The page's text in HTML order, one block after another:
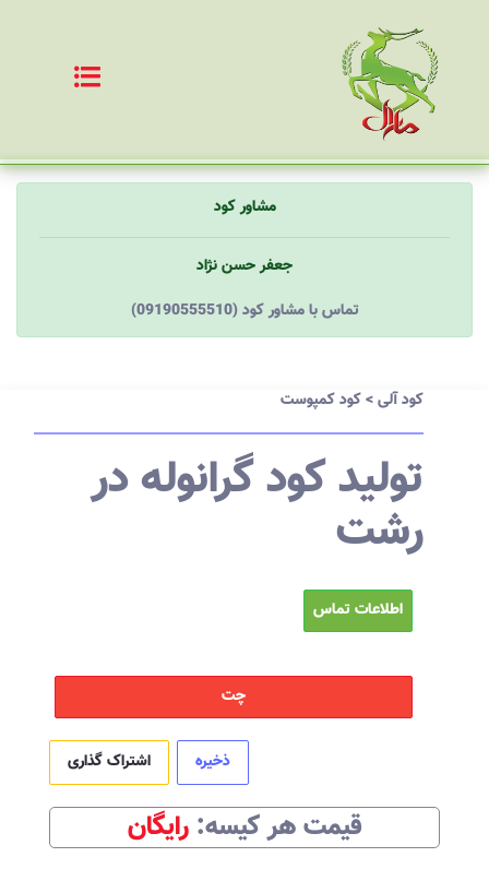
مشاور کود
جعفر حسن نژاد
(09190555510) تماس با مشاور کود
کود آلی>کود کمپوست
تولید کود گرانوله در
رشت
اطلاعات تماس
چت
ذخیره اشتراک گذاری
قیمت هرکیسه:‌رایگان